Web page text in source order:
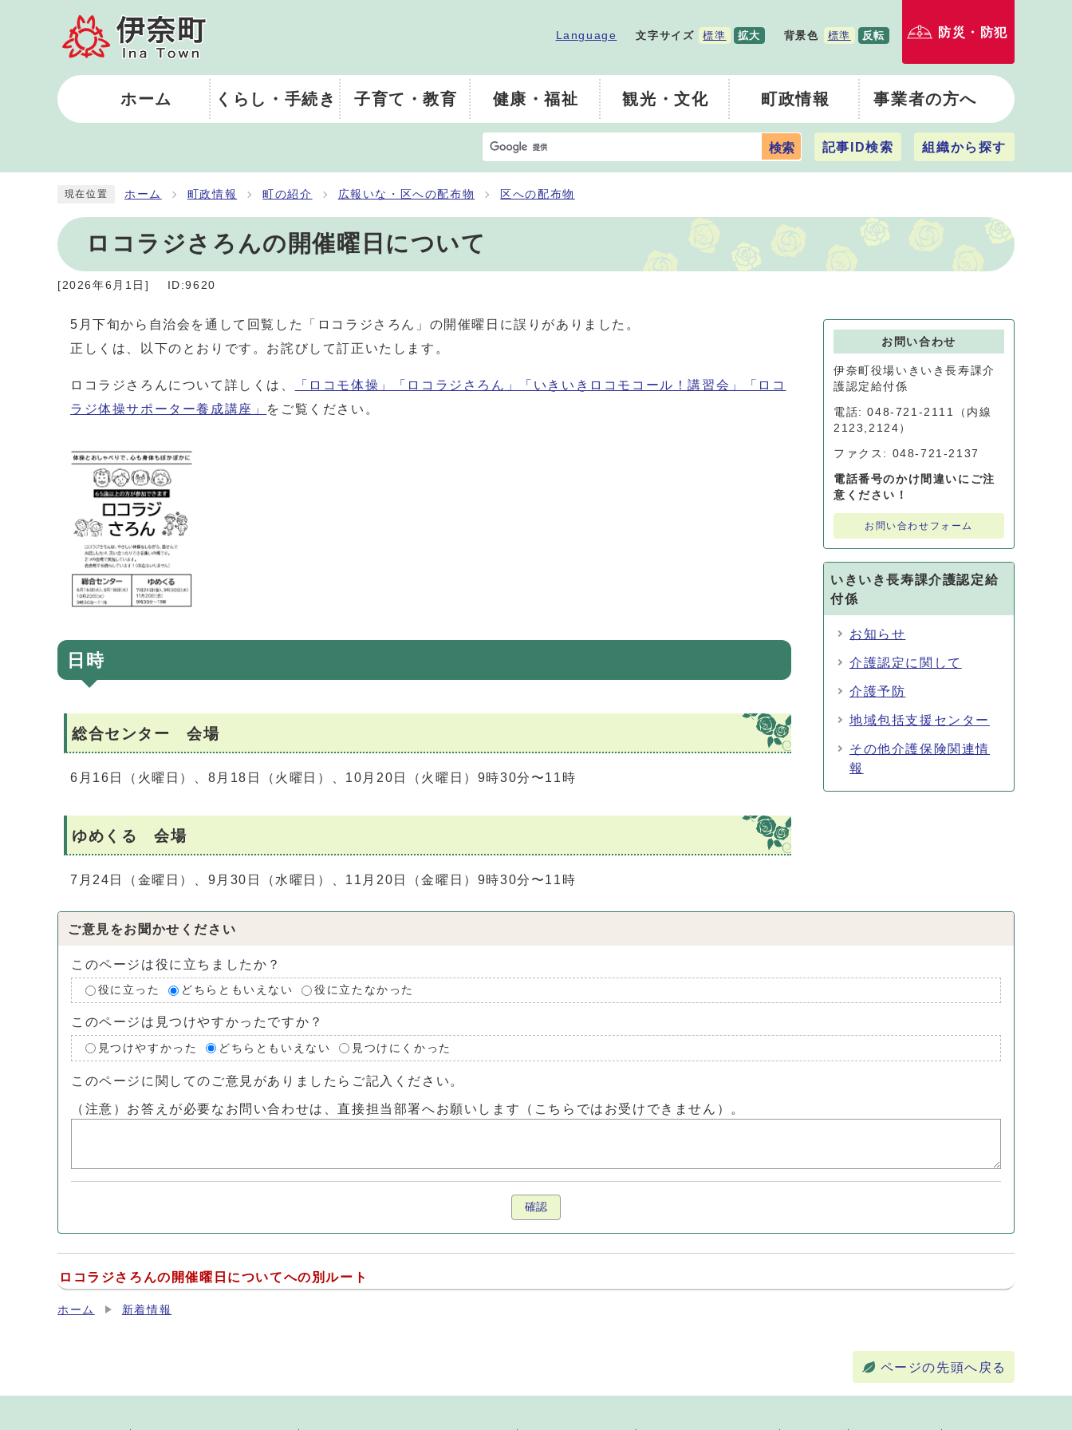
Language 文字サイズ 標準 拡大 背景色 標準 反転 防災・防犯
ホーム くらし・手続き 子育て・教育 健康・福祉 観光・文化 町政情報 事業者の方へ
検索 記事ID検索 組織から探す
現在位置 ホーム 町政情報 町の紹介 広報いな・区への配布物 区への配布物
ロコラジさろんの開催曜日について
[2026年6月1日] ID:9620
5月下旬から自治会を通して回覧した「ロコラジさろん」の開催曜日に誤りがありました。
正しくは、以下のとおりです。お詫びして訂正いたします。
ロコラジさろんについて詳しくは、
「ロコモ体操」「ロコラジさろん」「いきいきロコモコール！講習会」「ロコ
ラジ体操サポーター養成講座」 をご覧ください。
日時
総合センター 会場
6月16日（火曜日）、8月18日（火曜日）、10月20日（火曜日）9時30分〜11時
ゆめくる 会場
7月24日（金曜日）、9月30日（水曜日）、11月20日（金曜日）9時30分〜11時
お問い合わせ
伊奈町役場いきいき長寿課介
護認定給付係
電話: 048-721-2111（内線
2123,2124）
ファクス: 048-721-2137
電話番号のかけ間違いにご注
意ください！
お問い合わせフォーム
いきいき長寿課介護認定給
付係
お知らせ
介護認定に関して
介護予防
地域包括支援センター
その他介護保険関連情
報
ご意見をお聞かせください
このページは役に立ちましたか？
役に立った どちらともいえない 役に立たなかった
このページは見つけやすかったですか？
見つけやすかった どちらともいえない 見つけにくかった
このページに関してのご意見がありましたらご記入ください。
（注意）お答えが必要なお問い合わせは、直接担当部署へお願いします（こちらではお受けできません）。
確認
ロコラジさろんの開催曜日についてへの別ルート
ホーム 新着情報
ページの先頭へ戻る